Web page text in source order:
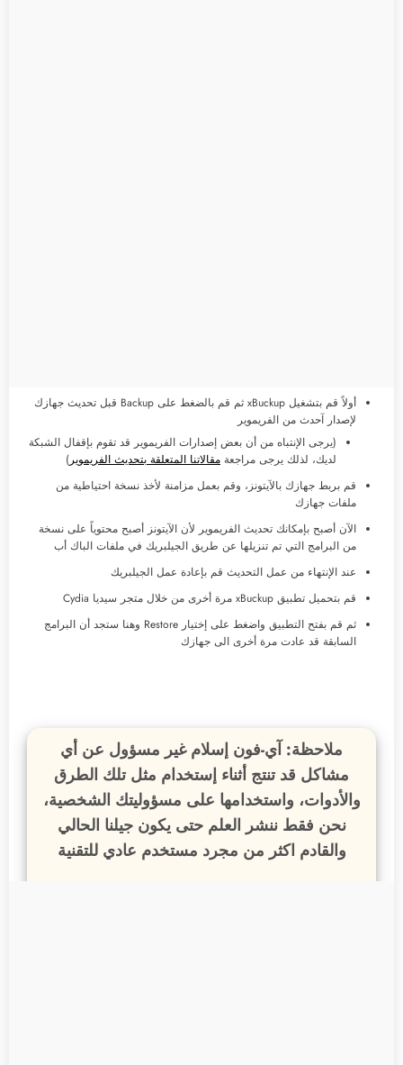
أولاً قم بتشغيل xBuckup ثم قم بالضغط على Backup قبل تحديث جهازك
لإصدار آحدث من الفريموير
(يرجى الإنتباه من أن بعض إصدارات الفريموير قد تقوم بإقفال الشبكة
لديك، لذلك يرجى مراجعة مقالاتنا المتعلقة بتحديث الفريموير )
قم بربط جهازك بالآيتونز، وقم بعمل مزامنة لأخذ نسخة احتياطية من
ملفات جهازك
الآن أصبح بإمكانك تحديث الفريموير لأن الآيتونز أصبح محتوياً على نسخة
من البرامج التي تم تنزيلها عن طريق الجيلبريك في ملفات الباك أب
عند الإنتهاء من عمل التحديث قم بإعادة عمل الجيلبريك
قم بتحميل تطبيق xBuckup مرة أخرى من خلال متجر سيديا Cydia
ثم قم بفتح التطبيق واضغط على إختيار Restore وهنا ستجد أن البرامج
السابقة قد عادت مرة أخرى الى جهازك
ملاحظة: آي-فون إسلام غير مسؤول عن أي
مشاكل قد تنتج أثناء إستخدام مثل تلك الطرق
والأدوات، واستخدامها على مسؤوليتك الشخصية،
نحن فقط ننشر العلم حتى يكون جيلنا الحالي
والقادم اكثر من مجرد مستخدم عادي للتقنية